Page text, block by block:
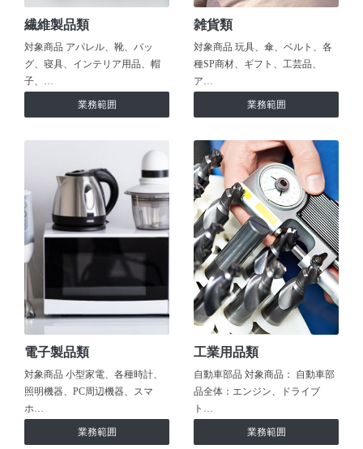
繊維製品類
対象商品 アパレル、靴、バッ
グ、寝具、インテリア用品、帽
子、…
業務範囲
雑貨類
対象商品 玩具、傘、ベルト、各
種SP商材、ギフト、工芸品、
ア…
業務範囲
電子製品類
対象商品 小型家電、各種時計、
照明機器、PC周辺機器、スマ
ホ…
業務範囲
工業用品類
自動車部品 対象商品： 自動車部
品全体：エンジン、ドライブ
ト…
業務範囲